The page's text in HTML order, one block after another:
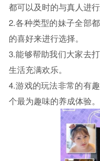
都可以及时的与真人进行
2.各种类型的妹子全部
的喜好来进行选择。
3.能够帮助我们大家去
生活充满欢乐。
4.游戏的玩法非常的有
个最为趣味的养成体验。